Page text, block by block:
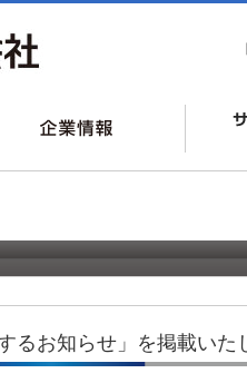
るお知らせ」を掲載いた